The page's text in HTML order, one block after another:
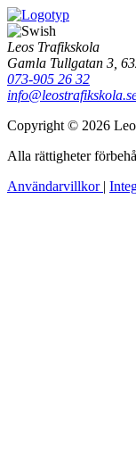
Leos Trafikskola
Gamla Tullgatan 3,
073-905 26 32
Copyright © 2026
Alla rättigheter
Användarvillkor |